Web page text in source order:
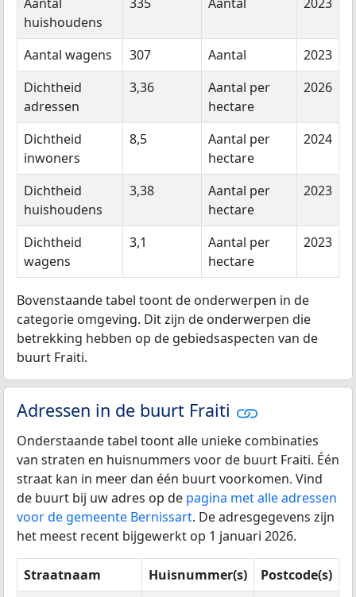
Aantal
huishoudens
335 Aantal 2023
Aantal wagens 307 Aantal
2023
Dichtheid
adressen
3,36
Aantal per
hectare
2026
Dichtheid
inwoners
8,5
Aantal per
hectare
2024
Dichtheid
huishoudens
3,38
Aantal per
hectare
2023
Dichtheid
wagens
3,1
Aantal per
hectare
2023
Bovenstaande tabel toont de onderwerpen in de
categorie omgeving. Dit zijn de onderwerpen die
betrekking hebben op de gebiedsaspecten van de
buurt Fraiti.
Adressen in de buurt Fraiti
Onderstaande tabel toont alle unieke combinaties
van straten en huisnummers voor de buurt Fraiti. Één
straat kan in meer dan één buurt voorkomen. Vind
de buurt bij uw adres op de pagina met alle adressen
voor de gemeente Bernissart. De adresgegevens zijn
het meest recent bijgewerkt op 1 januari 2026.
Straatnaam Huisnummer(s)
Postcode(s)